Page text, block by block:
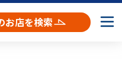
お店を検索